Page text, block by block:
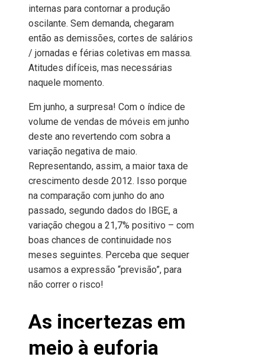
internas para contornar a produção
oscilante. Sem demanda, chegaram
então as demissões, cortes de salários
/ jornadas e férias coletivas em massa.
Atitudes difíceis, mas necessárias
naquele momento.
Em junho, a surpresa! Com o índice de
volume de vendas de móveis em junho
deste ano revertendo com sobra a
variação negativa de maio.
Representando, assim, a maior taxa de
crescimento desde 2012. Isso porque
na comparação com junho do ano
passado, segundo dados do IBGE, a
variação chegou a 21,7% positivo – com
boas chances de continuidade nos
meses seguintes. Perceba que sequer
usamos a expressão “previsão”, para
não correr o risco!
As incertezas em
meio à euforia